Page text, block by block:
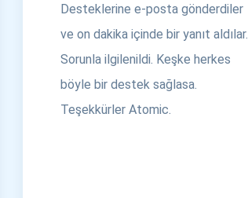
Desteklerine e-posta gönderdiler
ve on dakika içinde bir yanıt aldılar.
Sorunla ilgilenildi. Keşke herkes
böyle bir destek sağlasa.
Teşekkürler Atomic.